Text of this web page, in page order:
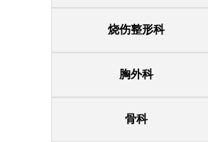
烧伤整形科
胸外科
骨科